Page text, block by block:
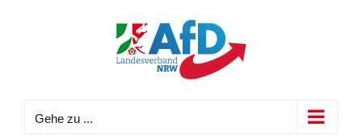
Gehe zu ...